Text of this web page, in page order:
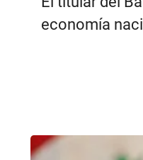
economía